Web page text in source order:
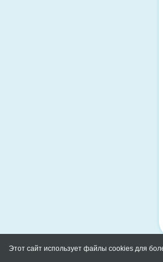
Этот сайт использует файлы cookies для